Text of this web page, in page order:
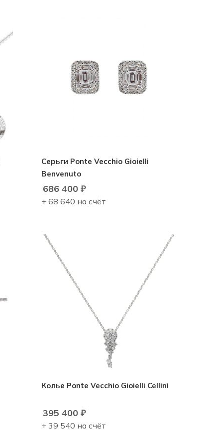
Серьги Ponte Vecchio Gioielli
Benvenuto
686 400 ₽
+ 68 640 на счёт
Колье Ponte Vecchio Gioielli Cellini
395 400 ₽
+ 39 540 на счёт